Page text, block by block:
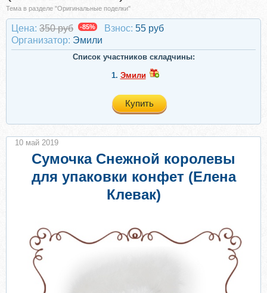
Тема в разделе "Оригинальные поделки"
Цена: 350 руб -85% Взнос: 55 руб
Организатор: Эмили
Список участников складчины:
1. Эмили
Купить
Сумочка Снежной королевы
для упаковки конфет (Елена
Клевак)
10 май 2019